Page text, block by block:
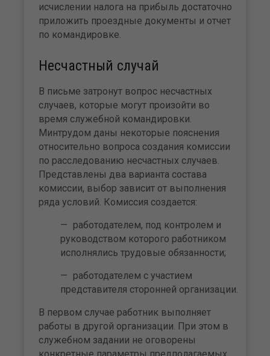
исчислении налога на прибыль достаточно
приложить проездные докумен­ты и отчет
по командировке.
Несчастный случай
В письме затронут вопрос несчас­тных
случаев, которые могут произойти во
время служебной командировки.
Минтрудом даны некоторые пояснения
относи­тельно вопроса создания комис­сии
по расследованию несчаст­ных случаев.
Представлены два варианта состава
комиссии, вы­бор зависит от выполнения
ряда условий. Комиссия создается:
работодателем, под контролем и
руководством которого ра­ботником
исполнялись трудо­вые обязанности;
работодателем с участием
представителя сторонней ор­ганизации.
В первом случае работник вы­полняет
работы в другой органи­зации. При этом в
служебном за­дании не оговорены
конкретные параметры предполагаемых